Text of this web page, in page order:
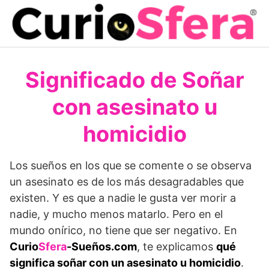
Saltar
contenido
Significado de Soñar
con asesinato u
homicidio
Los sueños en los que se comente o se observa
un asesinato es de los más desagradables que
existen. Y es que a nadie le gusta ver morir a
nadie, y mucho menos matarlo. Pero en el
mundo onírico, no tiene que ser negativo. En
CurioSfera-Sueños.com, te explicamos qué
significa soñar con un asesinato u homicidio.